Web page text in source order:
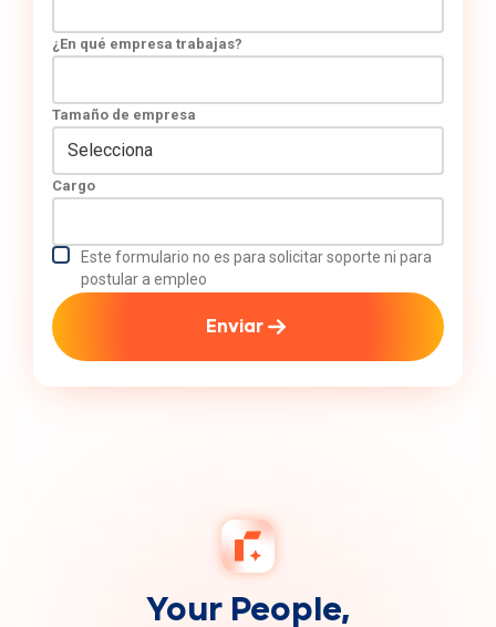
¿En qué empresa trabajas?
Tamaño de empresa
Cargo
Este formulario no es para solicitar soporte ni para
postular a empleo
Enviar
Your People,